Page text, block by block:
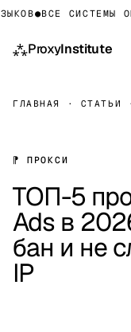
●ВСЕ СИСТЕМЫ
⁂ProxyInstitute
ГЛАВНАЯ · СТАТЬИ ·
⁋ ПРОКСИ
ТОП-5
Ads в
бан и не
IP